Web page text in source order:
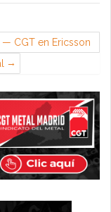
CGT en Ericsson